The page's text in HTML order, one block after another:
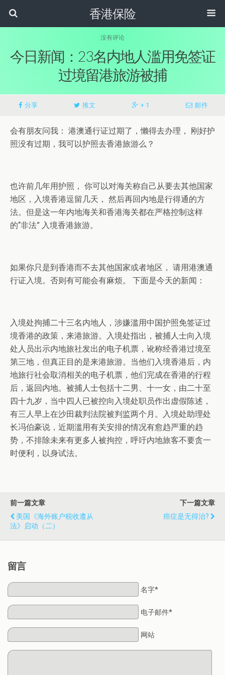
香港保险
没有评论
今日新闻：23名内地人滥用免签证
过境留港旅游被捕
分享 推文 + 1 邮件
会有朋友问我： 港澳通行证过期了，懒得去办理， 刚好护
照没有过期，我可以护照去香港旅游么？
也许前几年用护照， 你可以对海关称自己从要去其他国家
地区，入境香港逗留几天， 然后再回内地是行得通的方
法。但是这一年内地海关和香港海关都在严格控制这样
的“非法” 入境香港旅游。
如果你只是到香港而不去其他国家或者地区， 请用港澳通
行证入境。否则有可能会有麻烦。 下面是今天的新闻：
入境处拘捕二十三名内地人，涉嫌滥用中国护照免签证过
境香港的政策，来港旅游。入境处指出，被捕人士向入境
处人员出示内地旅社发出的电子机票，讹称经香港过境至
第三地，但真正目的是来港旅游。当他们入境香港后，内
地旅行社会取消相关的电子机票，他们完成在香港的行程
后，返回内地。被捕人士包括十二男、十一女，由二十至
四十九岁，当中四人已被控向入境处职员作出虚假陈述，
有三人早上在沙田裁判法院被判监两个月。入境处助理处
长冯伯豪说，近期滥用有关安排的情况有愈趋严重的趋
势，不排除未来有更多人被拘控，呼吁内地旅客不要贪一
时便利，以身试法。
前一篇文章
美国《海外账户税收遵从
法》启动（二）
下一篇文章
癌症是无得治?
留言
名字*
电子邮件*
网站